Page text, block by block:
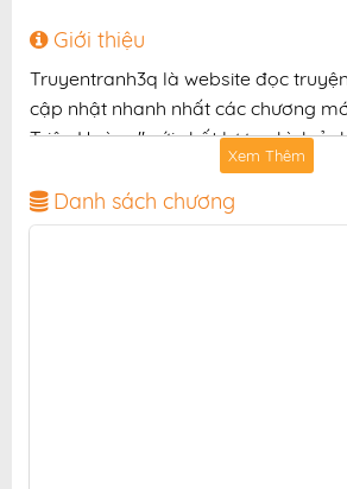
Giới thiệu
Truyentranh3q là website đọc
cập nhật nhanh nhất các chương
Triêu Hoàng" với chất lượng hình
chuẩn và giao diện thân thiện,
đọc truyện hấp dẫn, tiện lợi, hoàn
độc giả yêu thích truyện tranh
Xem Thêm
Danh sách chương